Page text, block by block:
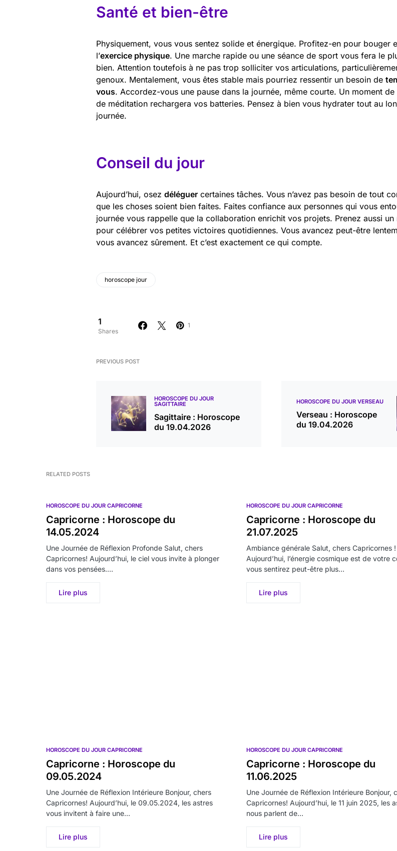
Santé et bien-être
Physiquement, vous vous sentez solide et énergique. Profitez-en pour bouger
l’exercice physique. Une marche rapide ou une séance de sport vous fera le
bien. Attention toutefois à ne pas trop solliciter vos articulations,
genoux. Mentalement, vous êtes stable mais pourriez ressentir un besoin de
vous. Accordez-vous une pause dans la journée, même courte. Un moment de
de méditation rechargera vos batteries. Pensez à bien vous hydrater tout au
journée.
Conseil du jour
Aujourd’hui, osez déléguer certaines tâches. Vous n’avez pas besoin de tout
que les choses soient bien faites. Faites confiance aux personnes qui vous
journée vous rappelle que la collaboration enrichit vos projets. Prenez aussi un
pour célébrer vos petites victoires quotidiennes. Vous avancez peut-être
vous avancez sûrement. Et c’est exactement ce qui compte.
horoscope jour
1
Shares
1
PREVIOUS POST
HOROSCOPE DU JOUR
SAGITTAIRE
Sagittaire : Horoscope
du 19.04.2026
HOROSCOPE DU JOUR VERSEAU
Verseau : Horoscope
du 19.04.2026
RELATED POSTS
HOROSCOPE DU JOUR CAPRICORNE
Capricorne : Horoscope du
14.05.2024
Une Journée de Réflexion Profonde Salut, chers
Capricornes! Aujourd’hui, le ciel vous invite à plonger
dans vos pensées.…
Lire plus
HOROSCOPE DU JOUR CAPRICORNE
Capricorne : Horoscope du
21.07.2025
Ambiance générale Salut, chers Capricornes !
Aujourd’hui, l’énergie cosmique est de votre
vous sentirez peut-être plus…
Lire plus
HOROSCOPE DU JOUR CAPRICORNE
Capricorne : Horoscope du
09.05.2024
Une Journée de Réflexion Intérieure Bonjour, chers
Capricornes! Aujourd’hui, le 09.05.2024, les astres
vous invitent à faire une…
Lire plus
HOROSCOPE DU JOUR CAPRICORNE
Capricorne : Horoscope du
11.06.2025
Une Journée de Réflexion Intérieure Bonjour,
Capricornes! Aujourd’hui, le 11 juin 2025, les
nous parlent de…
Lire plus